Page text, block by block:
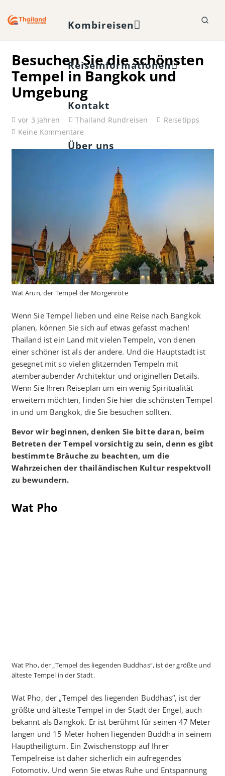
Kombireisen
Reiseinformationen
Kontakt
Über uns
Besuchen Sie die schönsten
Tempel in Bangkok und
Umgebung
vor 3 Jahren Thailand Rundreisen
Reisetipps
Keine Kommentare
Wat Arun, der Tempel der Morgenröte
Wenn Sie Tempel lieben und eine Reise nach Bangkok
planen, können Sie sich auf etwas gefasst machen!
Thailand ist ein Land mit vielen Tempeln, von denen
einer schöner ist als der andere. Und die Hauptstadt ist
gesegnet mit so vielen glitzernden Tempeln mit
atemberaubender Architektur und originellen Details.
Wenn Sie Ihren Reiseplan um ein wenig Spiritualität
erweitern möchten, finden Sie hier die schönsten Tempel
in und um Bangkok, die Sie besuchen sollten.
Bevor wir beginnen, denken Sie bitte daran, beim
Betreten der Tempel vorsichtig zu sein, denn es gibt
bestimmte Bräuche zu beachten, um die
Wahrzeichen der thailändischen Kultur respektvoll
zu bewundern.
Wat Pho
Wat Pho, der „Tempel des liegenden Buddhas“, ist der größte und
älteste Tempel in der Stadt.
Wat Pho, der „Tempel des liegenden Buddhas“, ist der
größte und älteste Tempel in der Stadt der Engel, auch
bekannt als Bangkok. Er ist berühmt für seinen 47 Meter
langen und 15 Meter hohen liegenden Buddha in seinem
Hauptheiligtum. Ein Zwischenstopp auf Ihrer
Tempelreise ist daher sicherlich ein aufregendes
Fotomotiv. Und wenn Sie etwas Ruhe und Entspannung